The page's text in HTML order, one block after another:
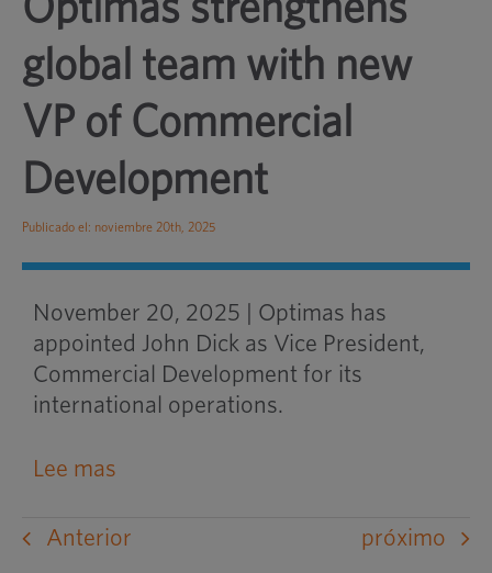
Optimas strengthens
global team with new
VP of Commercial
Development
Publicado el: noviembre 20th, 2025
November 20, 2025 | Optimas has
appointed John Dick as Vice President,
Commercial Development for its
international operations.
Lee mas
Anterior próximo